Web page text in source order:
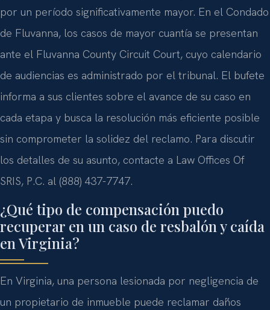
por un período significativamente mayor. En el Condado
de Fluvanna, los casos de mayor cuantía se presentan
ante el Fluvanna County Circuit Court, cuyo calendario
de audiencias es administrado por el tribunal. El bufete
informa a sus clientes sobre el avance de su caso en
cada etapa y busca la resolución más eficiente posible
sin comprometer la solidez del reclamo. Para discutir
los detalles de su asunto, contacte a Law Offices Of
SRIS, P.C. al (888) 437-7747.
¿Qué tipo de compensación puedo
recuperar en un caso de resbalón y caída
en Virginia?
En Virginia, una persona lesionada por negligencia de
un propietario de inmueble puede reclamar daños